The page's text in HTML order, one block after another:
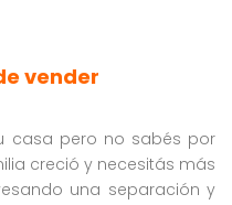
vender
casa pero no sabés por
creció y necesitás más
una separación y